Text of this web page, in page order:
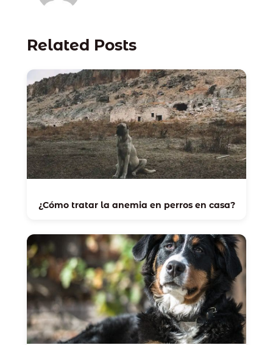
Related Posts
¿Cómo tratar la anemia en perros en casa?